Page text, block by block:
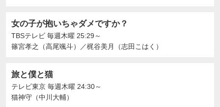
女の子が抱いちゃダメですか？
TBSテレビ 毎週木曜 25:29～
篠宮孝之（高尾颯斗）
／梶谷美月（志田こはく）
旅と僕と猫
テレビ東京 毎週木曜 24:30～
猫神守（中川大輔）